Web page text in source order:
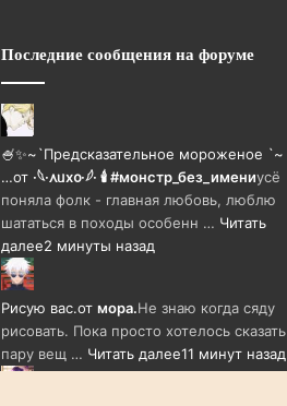
Последние сообщения на форуме
🍧✨~`Предсказательное мороженое `~
…от ·𓆩·᧘ᥙх᧐·𓆪· 🕯 #монстр_без_имениусë
поняла фолк - главная любовь, люблю
шататься в походы особенн … Читать
далее2 минуты назад
Рисую вас.от мора.Не знаю когда сяду
рисовать. Пока просто хотелось сказать
пару вещ … Читать далее11 минут назад